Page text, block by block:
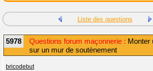
Liste des questions
5978 Questions forum maçonnerie : Monter
sur un mur de soutènement
bricodebut